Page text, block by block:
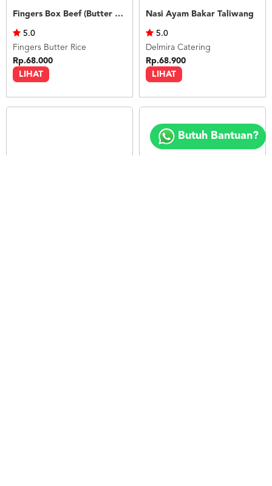
Fingers Box Beef (Butter Rice)
LIHAT
5.0
Fingers Butter Rice
Rp.68.000
Nasi Ayam Bakar Taliwang
LIHAT
5.0
Delmira Catering
Rp.68.900
Butuh Bantuan?